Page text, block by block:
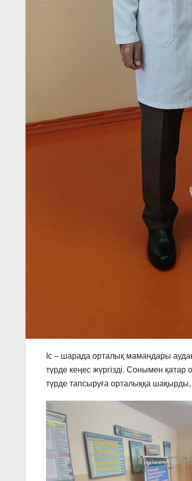
Іс – шарада орталық мамандары
түрде кеңес жүргізді. Сонымен
түрде тапсыруға орталыққа